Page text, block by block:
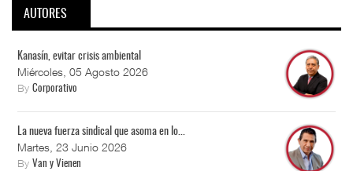
AUTORES
Kanasín, evitar crisis ambiental
Miércoles, 05 Agosto 2026
By Corporativo
La nueva fuerza sindical que asoma en lo...
Martes, 23 Junio 2026
By Van y Vienen